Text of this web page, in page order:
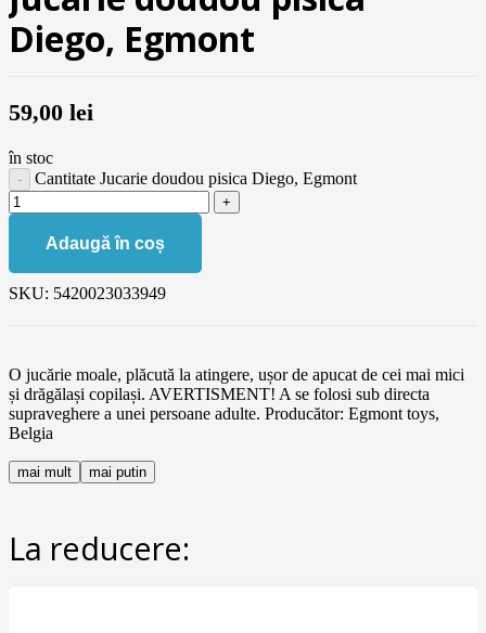
Diego, Egmont
59,00 lei
în stoc
Cantitate Jucarie doudou pisica Diego, Egmont
Adaugă în coș
SKU: 5420023033949
O jucărie moale, plăcută la atingere, ușor de apucat de cei mai mici
și drăgălași copilași. AVERTISMENT! A se folosi sub directa
supraveghere a unei persoane adulte. Producător: Egmont toys,
Belgia
mai mult mai putin
La reducere: